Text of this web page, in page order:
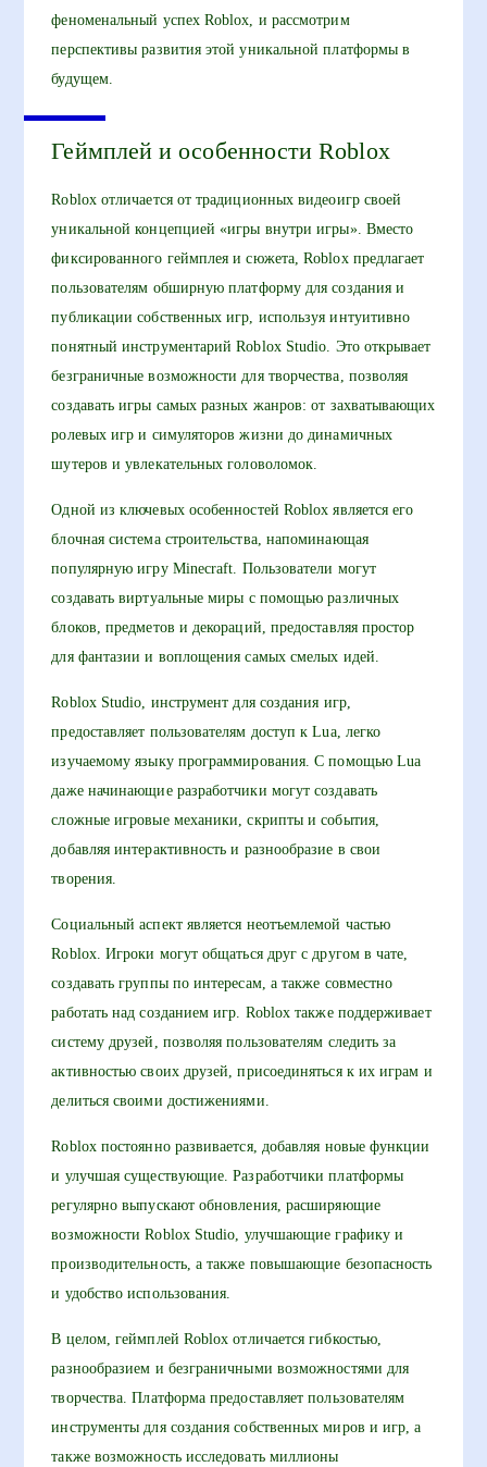
феноменальный успех Roblox, и рассмотрим
перспективы развития этой уникальной платформы в
будущем.
Геймплей и особенности Roblox
Roblox отличается от традиционных видеоигр своей
уникальной концепцией «игры внутри игры». Вместо
фиксированного геймплея и сюжета, Roblox предлагает
пользователям обширную платформу для создания и
публикации собственных игр, используя интуитивно
понятный инструментарий Roblox Studio. Это открывает
безграничные возможности для творчества, позволяя
создавать игры самых разных жанров: от захватывающих
ролевых игр и симуляторов жизни до динамичных
шутеров и увлекательных головоломок.
Одной из ключевых особенностей Roblox является его
блочная система строительства, напоминающая
популярную игру Minecraft. Пользователи могут
создавать виртуальные миры с помощью различных
блоков, предметов и декораций, предоставляя простор
для фантазии и воплощения самых смелых идей.
Roblox Studio, инструмент для создания игр,
предоставляет пользователям доступ к Lua, легко
изучаемому языку программирования. С помощью Lua
даже начинающие разработчики могут создавать
сложные игровые механики, скрипты и события,
добавляя интерактивность и разнообразие в свои
творения.
Социальный аспект является неотъемлемой частью
Roblox. Игроки могут общаться друг с другом в чате,
создавать группы по интересам, а также совместно
работать над созданием игр. Roblox также поддерживает
систему друзей, позволяя пользователям следить за
активностью своих друзей, присоединяться к их играм и
делиться своими достижениями.
Roblox постоянно развивается, добавляя новые функции
и улучшая существующие. Разработчики платформы
регулярно выпускают обновления, расширяющие
возможности Roblox Studio, улучшающие графику и
производительность, а также повышающие безопасность
и удобство использования.
В целом, геймплей Roblox отличается гибкостью,
разнообразием и безграничными возможностями для
творчества. Платформа предоставляет пользователям
инструменты для создания собственных миров и игр, а
также возможность исследовать миллионы